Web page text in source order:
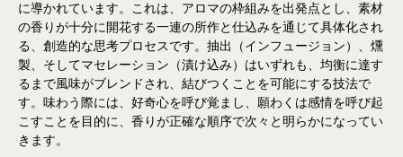
に導かれています。これは、アロマの枠組みを出発点とし、素材
の香りが十分に開花する一連の所作と仕込みを通じて具体化され
る、創造的な思考プロセスです。抽出（インフュージョン）、燻
製、そしてマセレーション（漬け込み）はいずれも、均衡に達す
るまで風味がブレンドされ、結びつくことを可能にする技法で
す。味わう際には、好奇心を呼び覚まし、願わくは感情を呼び起
こすことを目的に、香りが正確な順序で次々と明らかになってい
きます。